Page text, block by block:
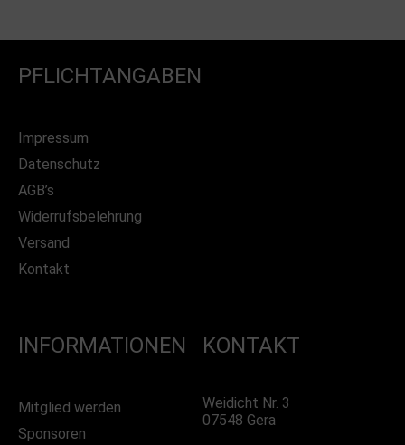
PFLICHTANGABEN
Impressum
Datenschutz
AGB’s
Widerrufsbelehrung
Versand
Kontakt
INFORMATIONEN
Mitglied werden
Sponsoren
KONTAKT
Weidicht Nr. 3
07548 Gera